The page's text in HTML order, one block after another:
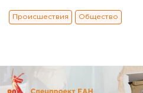
Происшествия Общество